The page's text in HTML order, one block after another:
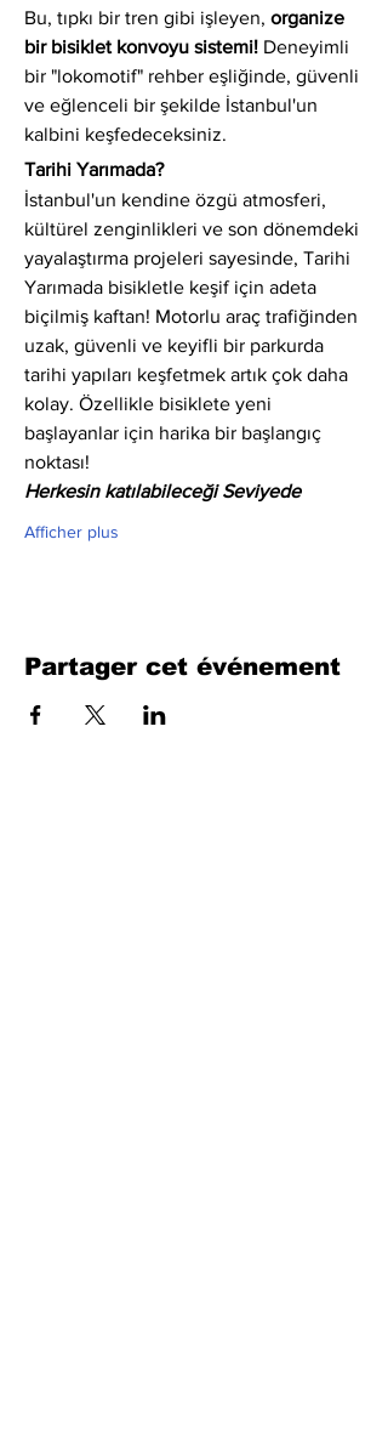
Bu, tıpkı bir tren gibi işleyen, organize
bir bisiklet konvoyu sistemi! Deneyimli
bir "lokomotif" rehber eşliğinde, güvenli
ve eğlenceli bir şekilde İstanbul'un
kalbini keşfedeceksiniz.
Tarihi Yarımada?
İstanbul'un kendine özgü atmosferi,
kültürel zenginlikleri ve son dönemdeki
yayalaştırma projeleri sayesinde, Tarihi
Yarımada bisikletle keşif için adeta
biçilmiş kaftan! Motorlu araç trafiğinden
uzak, güvenli ve keyifli bir parkurda
tarihi yapıları keşfetmek artık çok daha
kolay. Özellikle bisiklete yeni
başlayanlar için harika bir başlangıç
noktası!
Herkesin katılabileceği Seviyede
Afficher plus
Partager cet événement